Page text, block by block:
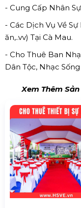
- Cung Cấp Nhân
- Các Dịch Vụ Về
ăn,..vv) Tại Cà Mau.
- Cho Thuê Ban
Dân Tộc, Nhạc
Xem Thêm